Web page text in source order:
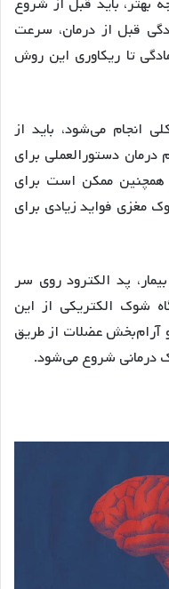
قبل از درمان، سرعت
تا ریکاوری این روش
انجام می‌شود، باید از
دستور‌العملی برای
ممکن است برای
مغزی فواید زیادی برای
پد الکترود روی سر
شوک الکتریکی از این
آرام‌بخش عضلات از طریق
درمانی شروع می‌شود.